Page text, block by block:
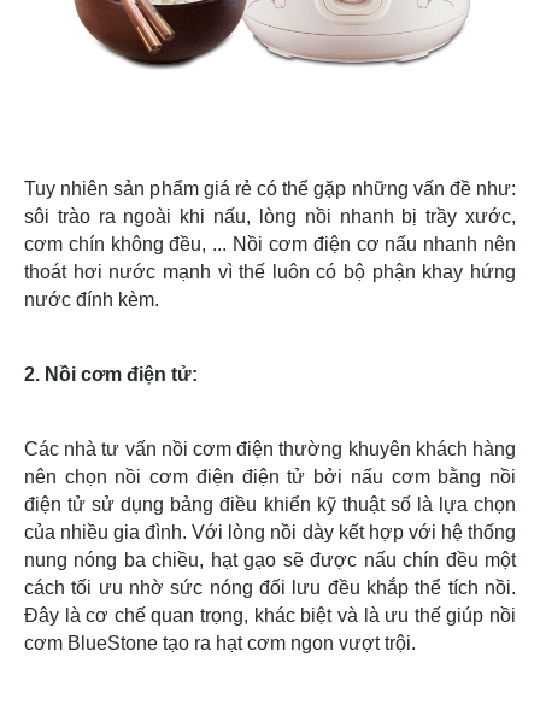
Tuy nhiên sản phẩm giá rẻ có thể gặp những vấn đề như:
sôi trào ra ngoài khi nấu, lòng nồi nhanh bị trầy xước,
cơm chín không đều, ... Nồi cơm điện cơ nấu nhanh nên
thoát hơi nước mạnh vì thế luôn có bộ phận khay hứng
nước đính kèm.
2. Nồi cơm điện tử:
Các nhà tư vấn nồi cơm điện thường khuyên khách hàng
nên chọn nồi cơm điện điện tử bởi nấu cơm bằng nồi
điện tử sử dụng bảng điều khiển kỹ thuật số là lựa chọn
của nhiều gia đình. Với lòng nồi dày kết hợp với hệ thống
nung nóng ba chiều, hạt gạo sẽ được nấu chín đều một
cách tối ưu nhờ sức nóng đối lưu đều khắp thể tích nồi.
Đây là cơ chế quan trọng, khác biệt và là ưu thế giúp nồi
cơm BlueStone tạo ra hạt cơm ngon vượt trội.